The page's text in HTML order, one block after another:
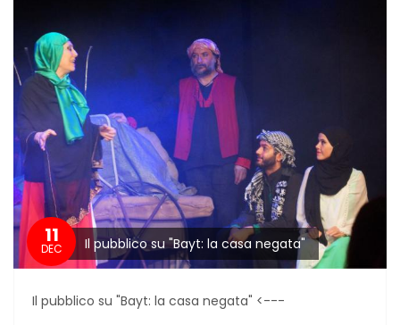
11
DEC Il pubblico su "Bayt: la casa negata"
Il pubblico su "Bayt: la casa negata" <---